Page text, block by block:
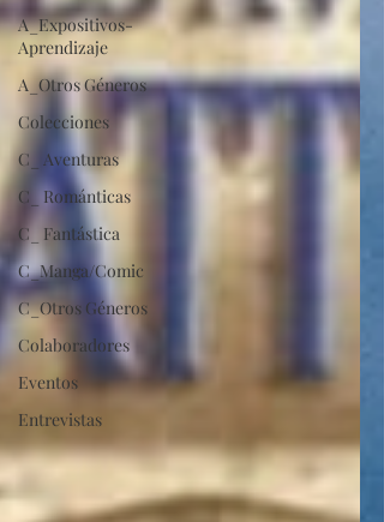
A_Expositivos-
Aprendizaje
A_Otros Géneros
Colecciones
C_ Aventuras
C_ Románticas
C_ Fantástica
C_Manga/Comic
C_Otros Géneros
Colaboradores
Eventos
Entrevistas